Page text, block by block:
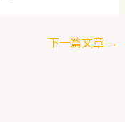
下一篇文章 →